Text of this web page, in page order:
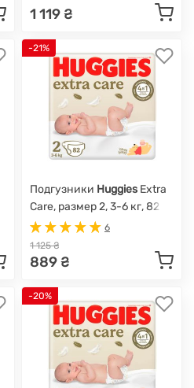
1 119 ₴
-21%
Подгузники Huggies Extra
Care, размер 2, 3-6 кг, 82
шт.
6
1 125 ₴
889 ₴
-20%